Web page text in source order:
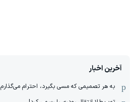
آخرین اخبار
به هر تصمیمی که مسی بگیرد، احترام می‌گذارم